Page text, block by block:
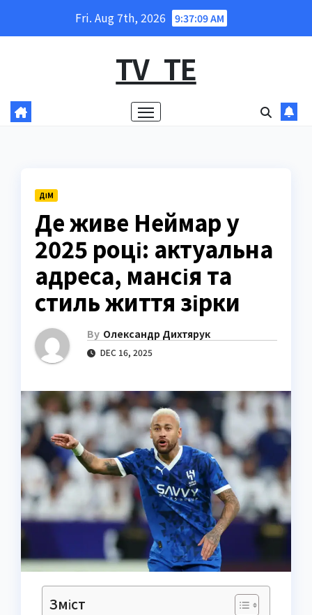
Fri. Aug 7th, 2026 9:37:11 AM
TV_TE
ДІМ
Де живе Неймар у
2025 році: актуальна
адреса, мансія та
стиль життя зірки
By Олександр Дихтярук
DEC 16, 2025
Зміст